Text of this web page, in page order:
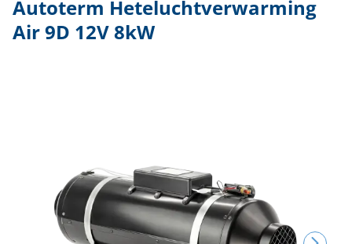
Autoterm Heteluchtverwarming
Air 9D 12V 8kW